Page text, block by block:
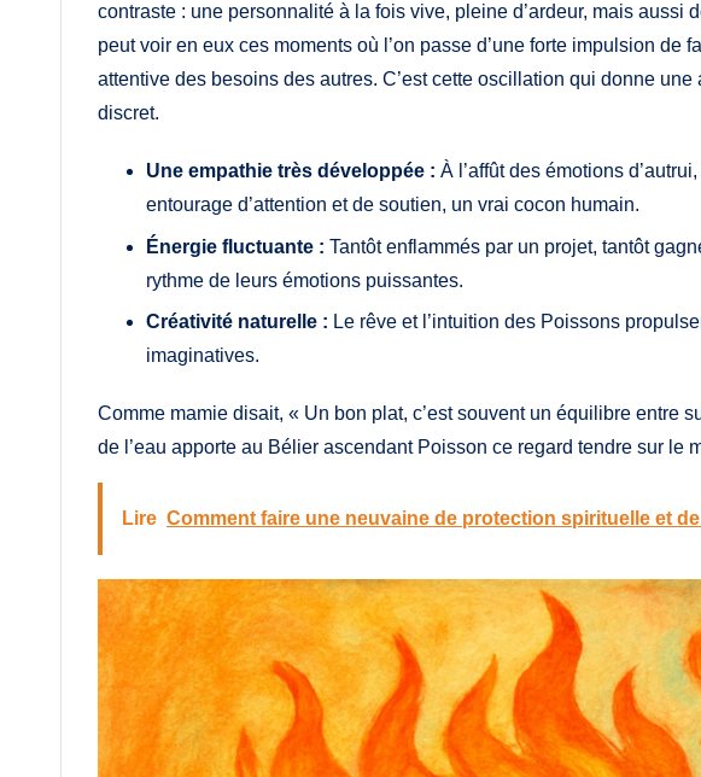
contraste : une personnalité à la fois vive, pleine d’ardeur, mais aussi
peut voir en eux ces moments où l’on passe d’une forte impulsion de
attentive des besoins des autres. C’est cette oscillation qui donne
discret.
Une empathie très développée : À l’affût des émotions
entourage d’attention et de soutien, un vrai cocon humain.
Énergie fluctuante : Tantôt enflammés par un projet, tantôt
rythme de leurs émotions puissantes.
Créativité naturelle : Le rêve et l’intuition des Poissons
imaginatives.
Comme mamie disait, « Un bon plat, c’est souvent un équilibre entre
de l’eau apporte au Bélier ascendant Poisson ce regard tendre sur le
Lire Comment faire une neuvaine de protection spirituelle et